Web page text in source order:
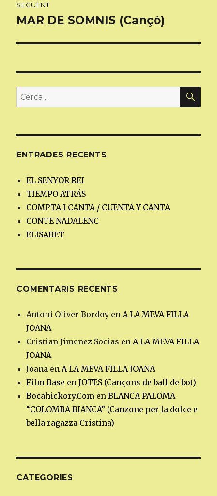
SEGÜENT
Entrada
MAR DE SOMNIS (Cançó)
Cerca:
ENTRADES RECENTS
EL SENYOR REI
TIEMPO ATRÁS
COMPTA I CANTA / CUENTA Y CANTA
CONTE NADALENC
ELISABET
COMENTARIS RECENTS
Antoni Oliver Bordoy en A LA MEVA FILLA
JOANA
Cristian Jimenez Socias en A LA MEVA FILLA
JOANA
Joana en A LA MEVA FILLA JOANA
Film Base enJOTES (Cançons de ball de bot)
Bocahickory.Com enBLANCA PALOMA
“COLOMBA BIANCA” (Canzone per la dolce e
bella ragazza Cristina)
CATEGORIES